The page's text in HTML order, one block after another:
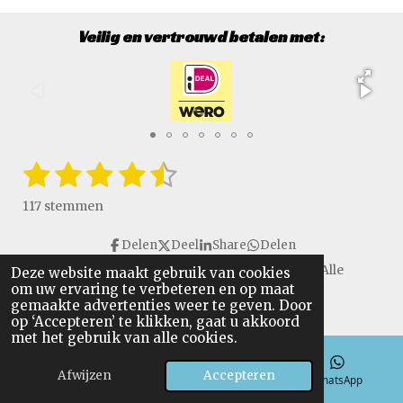
Deze website maakt gebruik van cookies
om uw ervaring te verbeteren en op maat
gemaakte advertenties weer te geven. Door
op ‘Accepteren’ te klikken, gaat u akkoord
met het gebruik van alle cookies.
Afwijzen Accepteren
Veilig en vertrouwd betalen met:
R
a
t
n
g
:
4
.
1
s
e
r
2
s
e
r
r
e
n
3
s
e
r
r
e
n
4
t
e
r
r
e
5
t
e
r
r
e
S
e
117 stemmen
Delen Deel Share Delen
Copyright © 2016 - 2026 VanGulikSpecialTools. Alle
rechten voorbehouden.
E-mailadres Telefoonnummer WhatsApp